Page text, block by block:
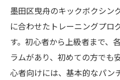
墨田区曳舟のキックボクシン
に合わせたトレーニングプロ
す。初心者から上級者まで、
ラムがあり、初めての方でも
心者向けには、基本的なパン